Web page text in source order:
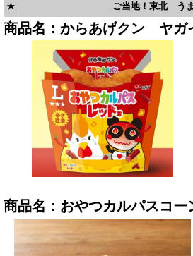
★ ご当地！東北 う
商品名：からあげクン ヤ
商品名：おやつカルパスコー